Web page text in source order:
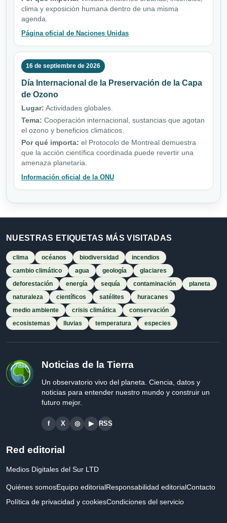
clima y exposición humana dentro de una misma
agenda.
Página oficial de Naciones Unidas
16 de septiembre de 2026
Día Internacional de la Preservación de la Capa
de Ozono
Lugar: Actividades globales.
Tema: Cooperación internacional, sustancias que agotan
el ozono y beneficios climáticos.
Por qué importa: el Protocolo de Montreal demuestra
que la acción científica coordinada puede revertir una
amenaza planetaria.
Información oficial de la ONU
NUESTRAS ETIQUETAS MÁS VISITADAS
clima océanos biodiversidad
incendios
cambio climático
agua geología
glaciares
deforestación
energía sequía contaminación
planeta
naturaleza
científicos satélites
huracanes
medio ambiente
crisis climática
conservación
ecosistemas
lluvias temperatura especies
Noticias de la Tierra
Un observatorio vivo del planeta. Ciencia, datos y
noticias para entender nuestro mundo y construir un
futuro mejor.
f X ◎ ▶ RSS
Red editorial
Medios Digitales del Sur LTD
Quiénes somosEquipo editorialResponsabilidad editorialContacto
Política de privacidad y cookiesCondiciones del servicio